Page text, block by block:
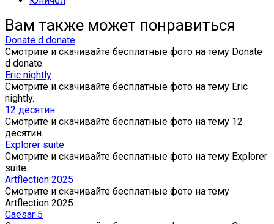
Вам также может понравиться
Donate d donate
Смотрите и скачивайте бесплатные фото на тему Donate
d donate.
Eric nightly
Смотрите и скачивайте бесплатные фото на тему Eric
nightly.
12 десятин
Смотрите и скачивайте бесплатные фото на тему 12
десятин.
Explorer suite
Смотрите и скачивайте бесплатные фото на тему Explorer
suite.
Artflection 2025
Смотрите и скачивайте бесплатные фото на тему
Artflection 2025.
Caesar 5